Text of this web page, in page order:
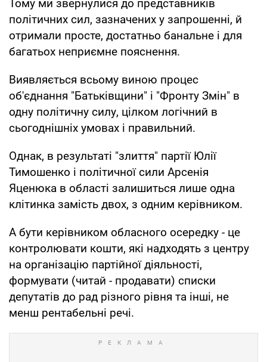
Тому ми звернулися до представників
політичних сил, зазначених у запрошенні, й
отримали просте, достатньо банальне і для
багатьох неприємне пояснення.
Виявляється всьому виною процес
об'єднання "Батьківщини" і "Фронту Змін" в
одну політичну силу, цілком логічний в
сьогоднішніх умовах і правильний.
Однак, в результаті "злиття" партії Юлії
Тимошенко і політичної сили Арсенія
Яценюка в області залишиться лише одна
клітинка замість двох, з одним керівником.
А бути керівником обласного осередку - це
контролювати кошти, які надходять з центру
на організацію партійної діяльності,
формувати (читай - продавати) списки
депутатів до рад різного рівня та інші, не
менш рентабельні речі.